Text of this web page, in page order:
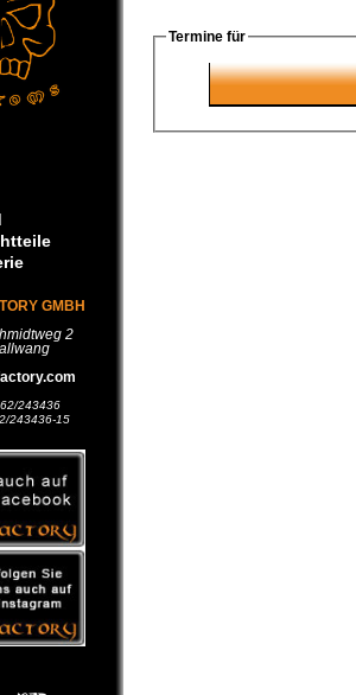
GMBH
2
243436
243436-15
Termine für